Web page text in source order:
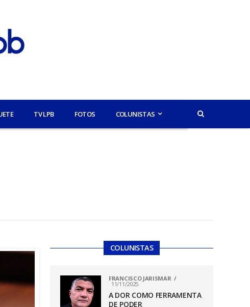
TV LPB FOTOS COLUNISTAS
COLUNISTAS
FRANCISCO JARISMAR
11/11/2025
A DOR COMO FERRAMENTA
DE PODER